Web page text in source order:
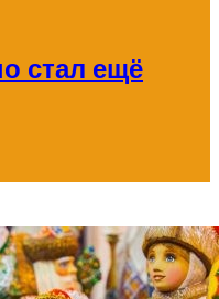
стал ещё